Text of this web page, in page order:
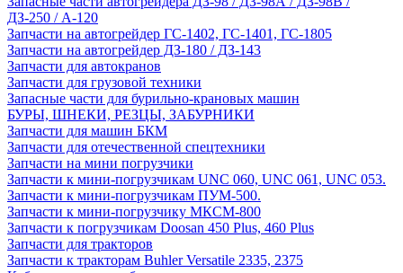
ДЗ-250 / А-120
Запчасти на автогрейдер ГС-1402, ГС-1401, ГС-1805
Запчасти на автогрейдер ДЗ-180 / ДЗ-143
Запчасти для автокранов
Запчасти для грузовой техники
Запасные части для бурильно-крановых машин
БУРЫ, ШНЕКИ, РЕЗЦЫ, ЗАБУРНИКИ
Запчасти для машин БКМ
Запчасти для отечественной спецтехники
Запчасти на мини погрузчики
Запчасти к мини-погрузчикам UNC 060, UNC 061, UNC 053.
Запчасти к мини-погрузчикам ПУМ-500.
Запчасти к мини-погрузчику МКСМ-800
Запчасти к погрузчикам Doosan 450 Plus, 460 Plus
Запчасти для тракторов
Запчасти к тракторам Buhler Versatile 2335, 2375